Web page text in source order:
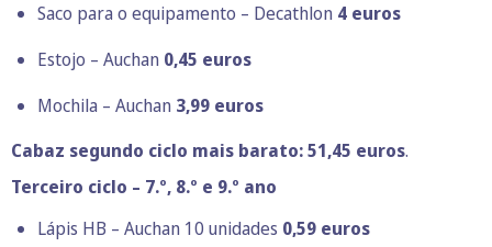
Saco para o equipamento – Decathlon 4 euros
Estojo – Auchan 0,45 euros
Mochila – Auchan 3,99 euros
Cabaz segundo ciclo mais barato: 51,45 euros.
Terceiro ciclo – 7.º, 8.º e 9.º ano
Lápis HB – Auchan 10 unidades 0,59 euros